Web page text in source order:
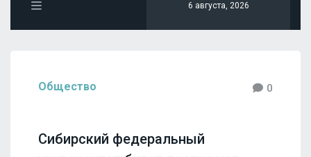
6 августа, 2026
Общество 0
Сибирский федеральный